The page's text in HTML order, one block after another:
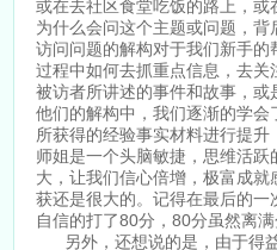
或在去社区食堂吃饭的路上，
为什么会问这个主题或问题，
访问问题的解构对于我们新手
过程中如何去抓重点信息，去
被访者所讲述的事件和故事，
他们的解构中，我们逐渐的学
所获得的经验事实材料进行提
师姐是一个头脑敏捷，思维活
大，让我们信心倍增，极富成
获还是很大的。记得在最后的
自信的打了80分，80分虽然离
另外，还想说的是，由于得益